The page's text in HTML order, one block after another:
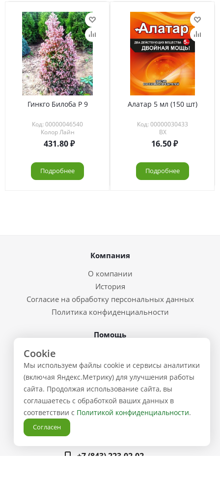
Гинкго Билоба Р 9
Код: 00000046540
Колор Лайн
431.80
Подробнее
Алатар 5 мл (150 шт)
Код: 00000030433
ВХ
16.50
Подробнее
Компания
О компании
История
Согласие на обработку персональных данных
Политика конфиденциальности
Помощь
Система скидок
Возврат товара и брак
Восстановление пароля
Предварительные заказы
+7 (843) 223-02-02
Cookie
Мы используем файлы cookie и сервисы аналитики
(включая Яндекс.Метрику) для улучшения работы
сайта. Продолжая использование сайта, вы
соглашаетесь с обработкой ваших данных в
соответствии с Политикой конфиденциальности.
Согласен